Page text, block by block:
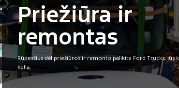
Priežiūra ir
remontas
Rūpesčius dėl priežiūros ir remonto palikite Ford Trucks, jūs
kelią.